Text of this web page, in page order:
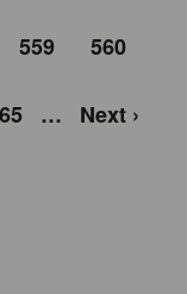
559 560
… Next ›